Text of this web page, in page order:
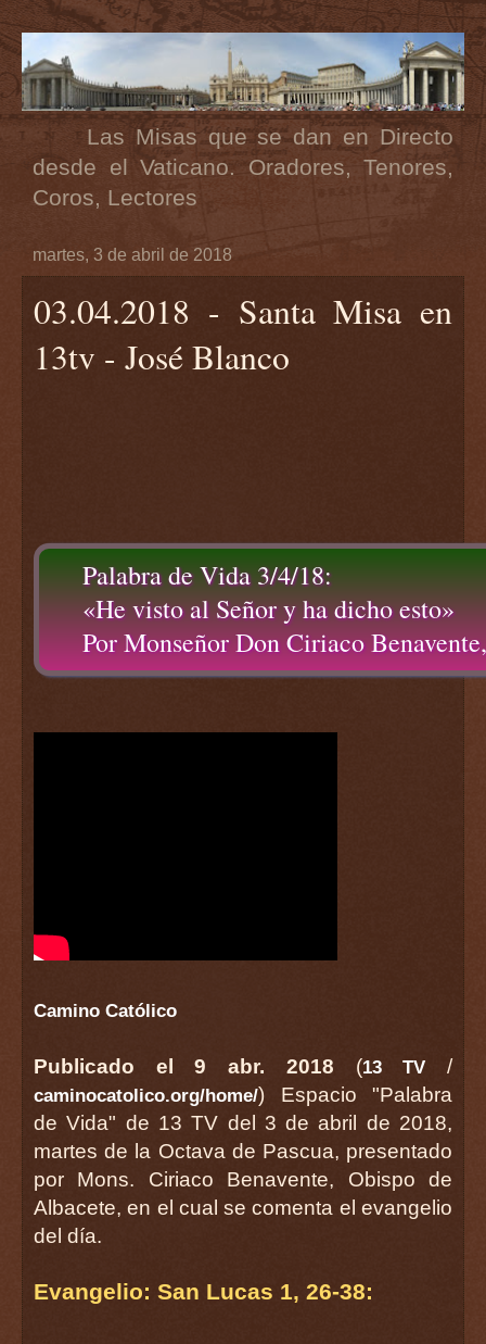
Las Misas que se dan en Directo
desde el Vaticano. Oradores, Tenores,
Coros, Lectores
martes, 3 de abril de 2018
03.04.2018 - Santa Misa en
13tv - José Blanco
Palabra de Vida 3/4/18:
«He visto al Señor y ha dicho esto»
Por Monseñor Don Ciriaco
Camino Católico
Publicado el 9 abr. 2018 (13 TV /
caminocatolico.org/home/) Espacio "Palabra
de Vida" de 13 TV del 3 de abril de 2018,
martes de la Octava de Pascua, presentado
por Mons. Ciriaco Benavente, Obispo de
Albacete, en el cual se comenta el evangelio
del día.
Evangelio: San Lucas 1, 26-38: